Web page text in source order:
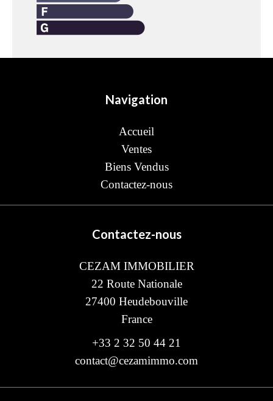
Navigation
Accueil
Ventes
Biens Vendus
Contactez-nous
Contactez-nous
CEZAM IMMOBILIER
22 Route Nationale
27400 Heudebouville
France
+33 2 32 50 44 21
contact@cezamimmo.com